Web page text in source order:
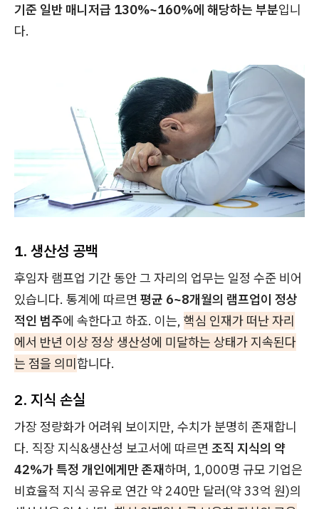
기준 일반 매니저급 130%~160%에 해당하는 부분입니
다.
1. 생산성 공백
후임자 램프업 기간 동안 그 자리의 업무는 일정 수준 비어
있습니다. 통계에 따르면 평균 6~8개월의 램프업이 정상
적인 범주에 속한다고 하죠. 이는, 핵심 인재가 떠난 자리
에서 반년 이상 정상 생산성에 미달하는 상태가 지속된다
는 점을 의미합니다.
2. 지식 손실
가장 정량화가 어려워 보이지만, 수치가 분명히 존재합니
다. 직장 지식&생산성 보고서에 따르면 조직 지식의 약
42%가 특정 개인에게만 존재하며, 1,000명 규모 기업은
비효율적 지식 공유로 연간 약 240만 달러(약 33억 원)의